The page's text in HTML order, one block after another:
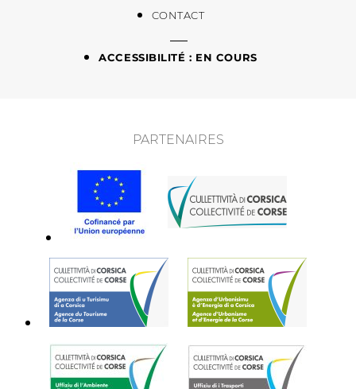
CONTACT
ACCESSIBILITÉ : EN COURS
PARTENAIRES